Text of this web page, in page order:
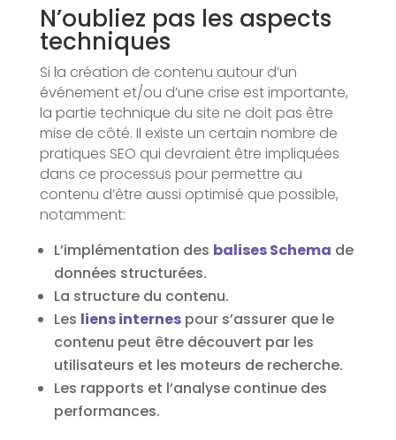
N’oubliez pas les aspects
techniques
Si la création de contenu autour d’un
événement et/ou d’une crise est importante,
la partie technique du site ne doit pas être
mise de côté. Il existe un certain nombre de
pratiques SEO qui devraient être impliquées
dans ce processus pour permettre au
contenu d’être aussi optimisé que possible,
notamment:
L’implémentation des balises Schema de
données structurées.
La structure du contenu.
Les liens internespour s’assurer que le
contenu peut être découvert par les
utilisateurs et les moteurs de recherche.
Les rapports et l’analyse continue des
performances.